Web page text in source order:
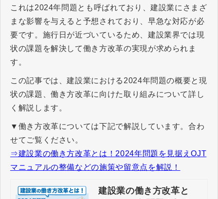
これは2024年問題とも呼ばれており、建設業にさまざ
まな影響を与えると予想されており、早急な対応が必
要です。施行日が近づいているため、建設業界では現
状の課題を解決して働き方改革の実現が求められま
す。
この記事では、建設業における2024年問題の概要と現
状の課題、働き方改革に向けた取り組みについて詳し
く解説します。
▼働き方改革については下記で解説しています。合わ
せてご覧ください。
⇒建設業の働き方改革とは！2024年問題を見据えOJT
マニュアルの整備などの施策や留意点を解説！
建設業の働き方改革と